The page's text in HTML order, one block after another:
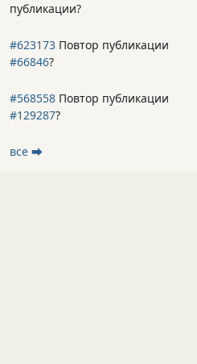
публикации?
#623173 Повтор публикации
#66846?
#568558 Повтор публикации
#129287?
все ⮕